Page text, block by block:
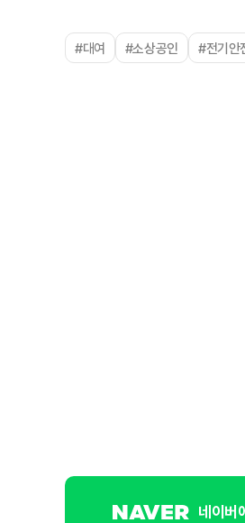
#대여 #소상공인 #전기안
네이버